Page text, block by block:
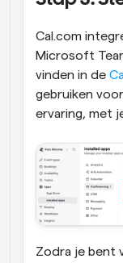
Cal.com
Microsoft
vinden in de
gebruiken
ervaring, met
Zodra je bent